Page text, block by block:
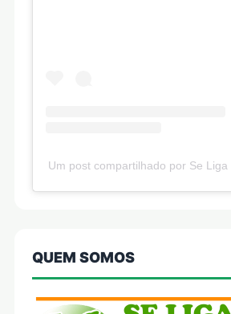
Um post compartilhado por Se
QUEM SOMOS